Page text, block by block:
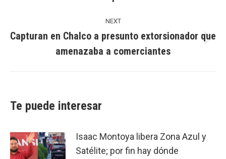
post:
NEXT
post:
Capturan en Chalco a presunto extorsionador que
amenazaba a comerciantes
Te puede interesar
Isaac Montoya libera Zona Azul y
Satélite; por fin hay dónde